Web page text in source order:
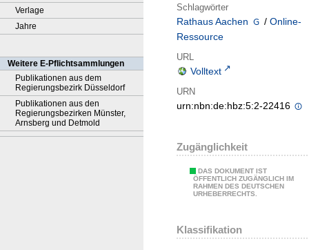
Verlage
Jahre
Weitere E-Pflichtsammlungen
Publikationen aus dem
Regierungsbezirk Düsseldorf
Publikationen aus den
Regierungsbezirken Münster,
Arnsberg und Detmold
Schlagwörter
Rathaus Aachen / Online-
Ressource
URL
Volltext
URN
urn:nbn:de:hbz:5:2-22416
Zugänglichkeit
DAS DOKUMENT IST
ÖFFENTLICH ZUGÄNGLICH IM
RAHMEN DES DEUTSCHEN
URHEBERRECHTS.
Klassifikation